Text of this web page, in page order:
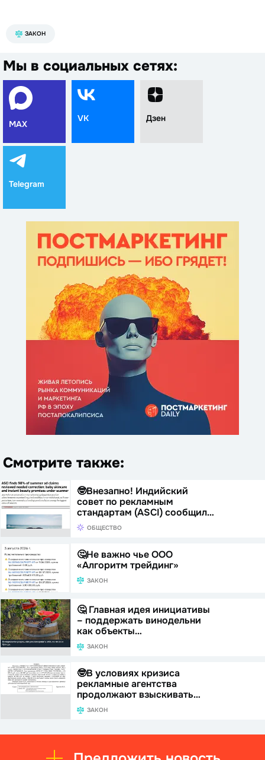
ЗАКОН
Мы в социальных сетях:
MAX
VK Дзен
Telegram
Смотрите также:
🤓Внезапно! Индийский
совет по рекламным
стандартам (ASCI) сообщил…
ОБЩЕСТВО
🤔Не важно чье ООО
«Алгоритм трейдинг»
ЗАКОН
🤔 Главная идея инициативы
– поддержать винодельни
как объекты…
ЗАКОН
🤓В условиях кризиса
рекламные агентства
продолжают взыскивать…
ЗАКОН